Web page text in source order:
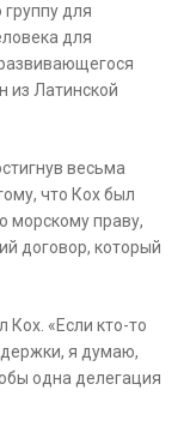
для
для
из Латинской
весьма
что Кох был
морскому праву,
договор, который
Кох. «Если кто-то
я думаю,
одна делегация